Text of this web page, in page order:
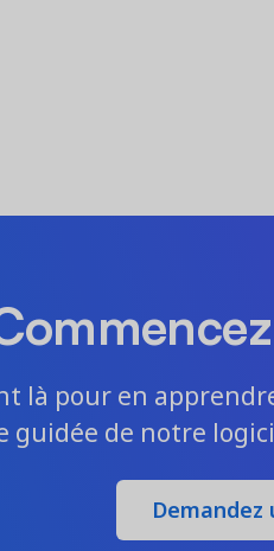
là pour en
de notre
Demandez